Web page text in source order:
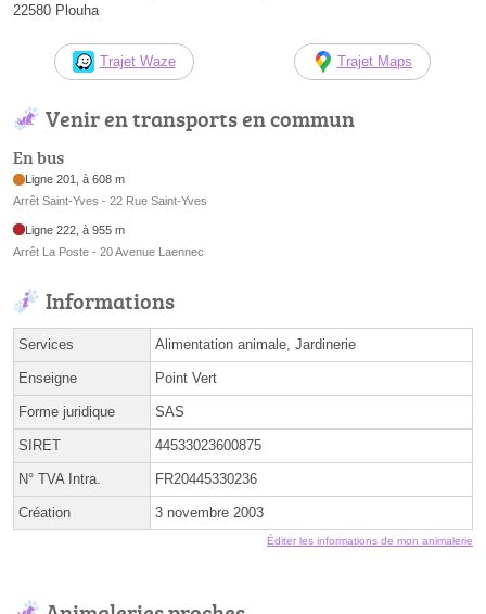
22580 Plouha
Trajet Waze Trajet Maps
Venir en transports en commun
En bus
Ligne 201, à 608 m
Arrêt Saint-Yves - 22 Rue Saint-Yves
Ligne 222, à 955 m
Arrêt La Poste - 20 Avenue Laennec
Informations
Services Alimentation animale, Jardinerie
Enseigne Point Vert
Forme juridique SAS
SIRET 44533023600875
N° TVA Intra. FR20445330236
Création 3 novembre 2003
Éditer les informations de mon animalerie